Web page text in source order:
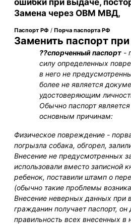
Замена через ОВМ МВД,
Паспорт РФ / Порча паспорта РФ
Заменить паспорт
??спорченный паспорт -
силу определенных
в него не
более не является
удостоверяющим
Обычно паспорт
основным причинам:
Физическое повреждение -
погрызла собака, обгорел,
Внесение не предусмотренных
использовали вместо записной
ребенок, поставили штамп о
(обычно такие проблемы
Внесение неверных данных при
гражданин получает паспорт,
правильность всех внесенных в